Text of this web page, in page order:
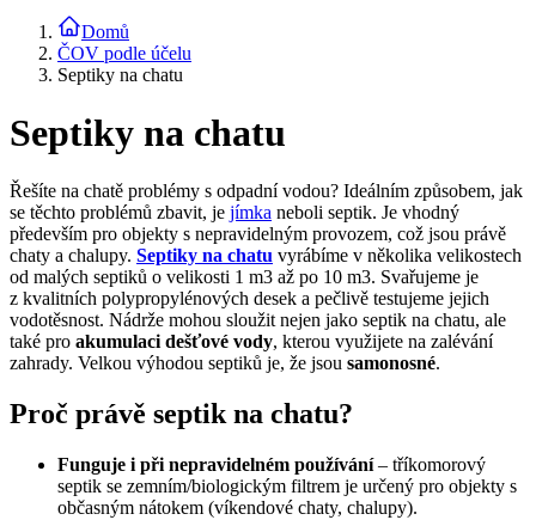
Domů
ČOV podle účelu
Septiky na chatu
Septiky na chatu
Řešíte na chatě problémy s odpadní vodou? Ideálním způsobem, jak
se těchto problémů zbavit, je jímka neboli septik. Je vhodný
především pro objekty s nepravidelným provozem, což jsou právě
chaty a chalupy. Septiky na chatu vyrábíme v několika velikostech
od malých septiků o velikosti 1 m3 až po 10 m3. Svařujeme je
z kvalitních polypropylénových desek a pečlivě testujeme jejich
vodotěsnost. Nádrže mohou sloužit nejen jako septik na chatu, ale
také pro akumulaci dešťové vody, kterou využijete na zalévání
zahrady. Velkou výhodou septiků je, že jsou samonosné.
Proč právě septik na chatu?
Funguje i při nepravidelném používání– tříkomorový
septik se zemním/biologickým filtrem je určený pro objekty s
občasným nátokem (víkendové chaty, chalupy).